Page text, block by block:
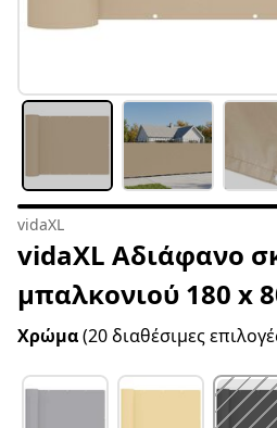
vidaXL
vidaXL Αδιάφανο
μπαλκονιού 180 x
Χρώμα(20 διαθέσιμες